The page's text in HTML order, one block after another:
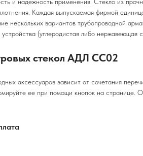
Каждая выпускаемая фирмой
вариантов трубопроводной
(углеродистая либо нержавеющая
стекол АДЛ CC02
аксессуаров зависит от сочетания
ее при помощи кнопок на странице.